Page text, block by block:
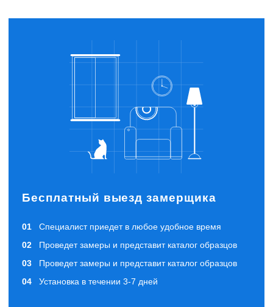
Бесплатный выезд замерщика
Специалист приедет в любое удобное время
Проведет замеры и представит каталог образцов
Проведет замеры и представит каталог образцов
Установка в течении 3-7 дней